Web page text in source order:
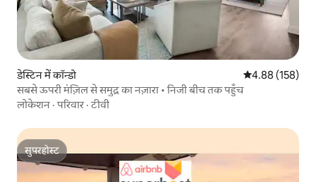
डेस्टिन में कॉन्डो औसत रेटिंग 5 में से
4.88 (158)
सबसे ऊपरी मंज़िल से समुद्र का नज़ारा • निजी बीच तक पहुँच
लोकेशन ·परिवार ·टीवी
सुपरहोस्ट
सुपरहोस्ट